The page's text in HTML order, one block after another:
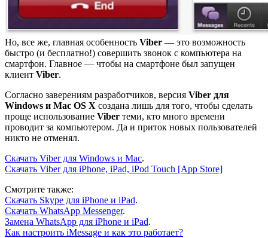
Но, все же, главная особенность Viber — это возможность
быстро (и бесплатно!) совершить звонок с компьютера на
смартфон. Главное — чтобы на смартфоне был запущен
клиент Viber.
Согласно заверениям разработчиков, версия Viber для
Windows и Mac OS X создана лишь для того, чтобы сделать
проще использование Viber теми, кто много времени
проводит за компьютером. Да и приток новых пользователей
никто не отменял.
Скачать Viber для Windows и Mac.
Скачать Viber для iPhone, iPad, iPod Touch [App Store]
Смотрите также:
Скачать Skype для iPhone и iPad.
Скачать WhatsApp Messenger.
Замена WhatsApp для iPhone и iPad.
Как настроить iMessage и как это работает?